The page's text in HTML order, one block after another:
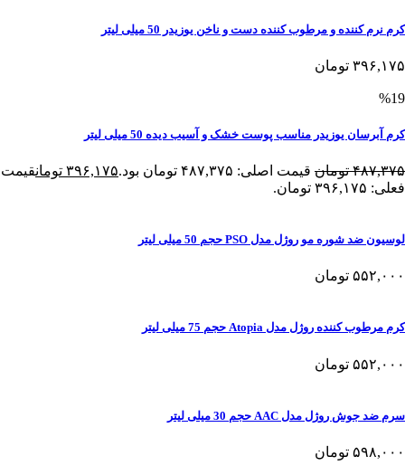
کرم نرم کننده و مرطوب کننده دست و ناخن یوزیدر 50 میلی لیتر
۳۹۶,۱۷۵ تومان
%19
کرم آبرسان یوزیدر مناسب پوست خشک و آسیب دیده 50 میلی لیتر
۴۸۷,۳۷۵ تومان قیمت اصلی: ۴۸۷,۳۷۵ تومان بود. ۳۹۶,۱۷۵ تومانقیمت
فعلی: ۳۹۶,۱۷۵ تومان.
لوسیون ضد شوره مو روژل مدل PSO حجم 50 میلی لیتر
۵۵۲,۰۰۰ تومان
کرم مرطوب کننده روژل مدل Atopia حجم 75 میلی لیتر
۵۵۲,۰۰۰ تومان
سرم ضد جوش روژل مدل AAC حجم 30 میلی لیتر
۵۹۸,۰۰۰ تومان